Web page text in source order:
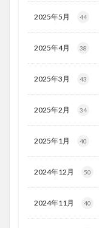
2025年5月 44
2025年4月 38
2025年3月 43
2025年2月 34
2025年1月 40
2024年12月 50
2024年11月 40